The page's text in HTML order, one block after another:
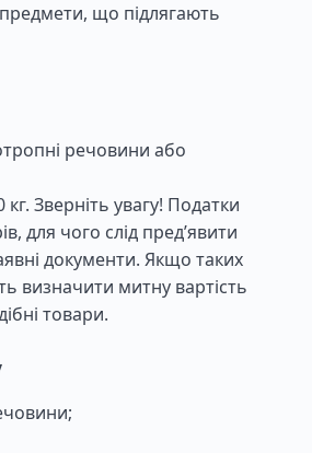
що підлягають
речовини або
Зверніть увагу! Податки
для чого слід пред’явити
документи. Якщо таких
визначити митну вартість
товари.